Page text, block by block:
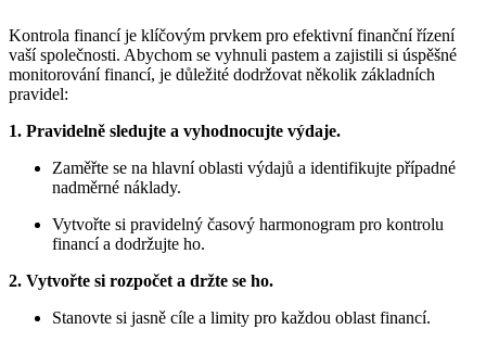
Kontrola financí je klíčovým prvkem pro efektivní finanční řízení
vaší společnosti. Abychom se vyhnuli pastem a zajistili si úspěšné
monitorování financí, je důležité dodržovat několik základních
pravidel:
1. Pravidelně sledujte a vyhodnocujte výdaje.
Zaměřte se na hlavní oblasti výdajů a identifikujte případné
nadměrné náklady.
Vytvořte si pravidelný časový harmonogram pro kontrolu
financí a dodržujte ho.
2. Vytvořte si rozpočet a držte se ho.
Stanovte si jasně cíle a limity pro každou oblast financí.